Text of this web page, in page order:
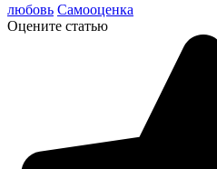
любовь Самооценка
Оцените статью